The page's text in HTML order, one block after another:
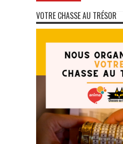
VOTRE CHASSE AU TRÉSOR